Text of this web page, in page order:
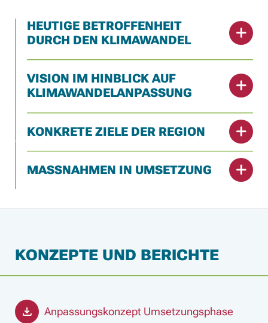
HEUTIGE BETROFFENHEIT
DURCH DEN KLIMAWANDEL
VISION IM HINBLICK AUF
KLIMAWANDELANPASSUNG
KONKRETE ZIELE DER REGION
MASSNAHMEN IN UMSETZUNG
KONZEPTE UND BERICHTE
Anpassungskonzept Umsetzungsphase